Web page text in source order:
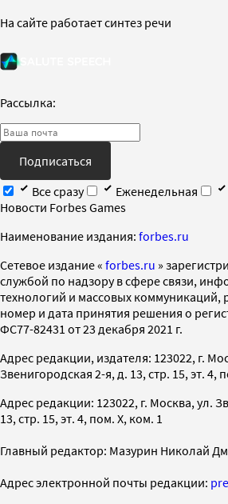
На сайте работает синтез речи
Рассылка:
Подписаться
Все сразу
Еженедельная
Новости Forbes Games
Наименование издания: forbes.ru
Cетевое издание « forbes.ru »
службой по надзору в сфере связи,
технологий и массовых коммуникаций,
номер и дата принятия решения о
ФС77-82431 от 23 декабря 2021 г.
Адрес редакции, издателя: 123022, г.
Звенигородская 2-я, д. 13, стр. 15, эт. 4,
Адрес редакции: 123022, г. Москва, ул.
13, стр. 15, эт. 4, пом. X, ком. 1
Главный редактор: Мазурин Николай
Адрес электронной почты редакции: